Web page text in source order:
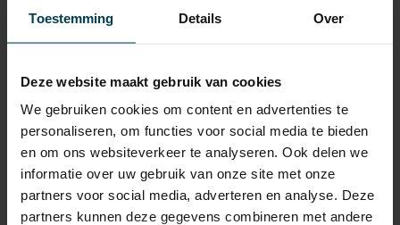
Toestemming Details Over
Deze website maakt gebruik van cookies
We gebruiken cookies om content en advertenties te
personaliseren, om functies voor social media te bieden
en om ons websiteverkeer te analyseren. Ook delen we
informatie over uw gebruik van onze site met onze
partners voor social media, adverteren en analyse. Deze
partners kunnen deze gegevens combineren met andere
APK
tot 04-07-2029
Onderhoudsboekje
Gemiddeld verbruik
5.6 L/100KM
Wegenbelasting min
€ 145 /kwartaal